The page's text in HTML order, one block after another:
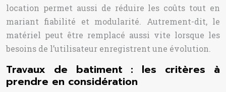
location permet aussi de réduire les coûts tout en
mariant fiabilité et modularité. Autrement-dit, le
matériel peut être remplacé aussi vite lorsque les
besoins de l’utilisateur enregistrent une évolution.
Travaux de batiment : les critères à
prendre en considération